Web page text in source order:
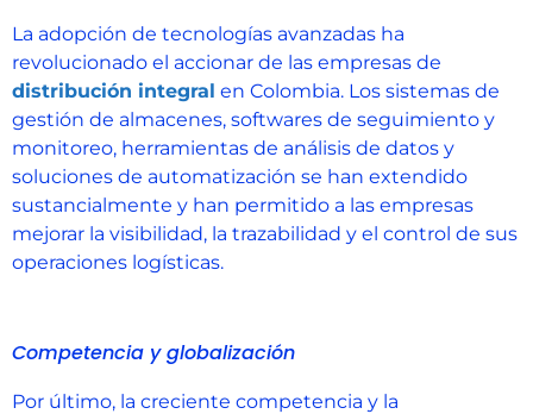
La adopción de tecnologías avanzadas ha
revolucionado el accionar de las empresas de
distribución integral en Colombia. Los sistemas de
gestión de almacenes, softwares de seguimiento y
monitoreo, herramientas de análisis de datos y
soluciones de automatización se han extendido
sustancialmente y han permitido a las empresas
mejorar la visibilidad, la trazabilidad y el control de sus
operaciones logísticas.
Competencia y globalización
Por último, la creciente competencia y la